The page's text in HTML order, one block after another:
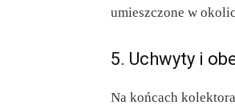
umieszczone w
5. Uchwyty i
Na końcach